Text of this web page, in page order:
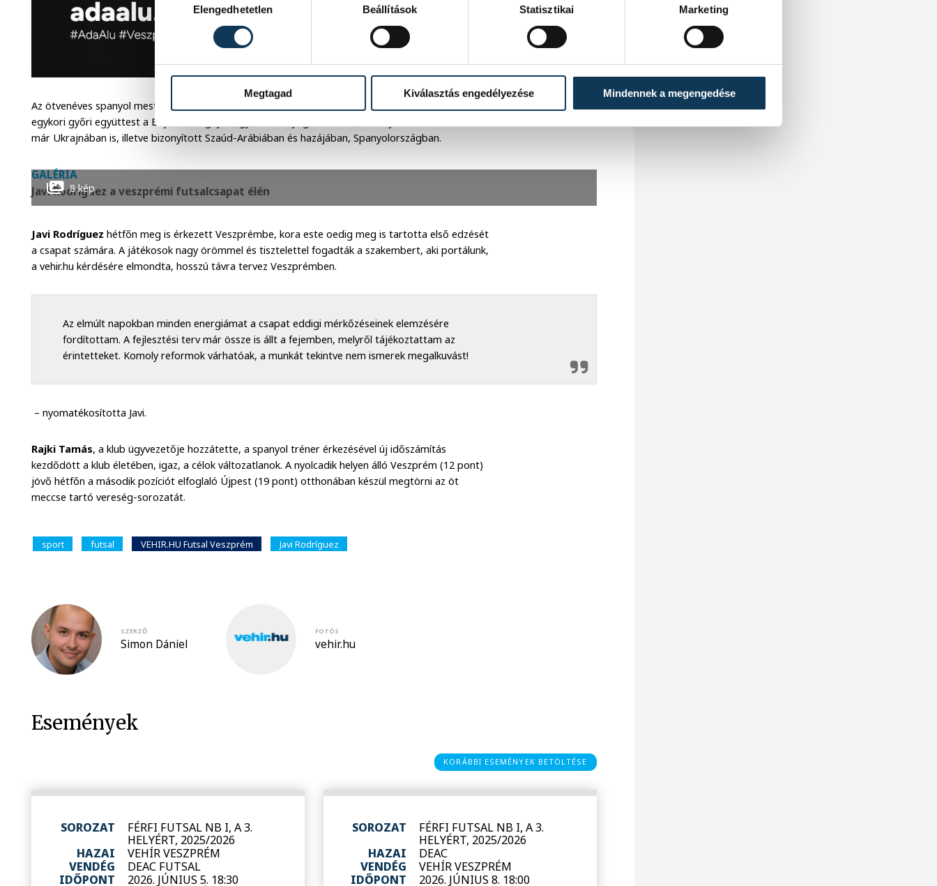
Elengedhetetlen
Beállítások Statisztikai Marketing
Megtagad Kiválasztás engedélyezése Mindennek a megengedése
Az ötvenéves spanyol mester edzőként már letette a névjegyét Magyarországon: 2018-ban az
egykori győri együttest a Bajnokok Ligája négyes döntőjéig vezette el, de bajnoki címet szerzett
már Ukrajnában is, illetve bizonyított Szaúd-Arábiában és hazájában, Spanyolországban.
GALÉRIA
Javi Rodríguez a veszprémi futsalcsapat élén
8 kép
Javi Rodríguez hétfőn meg is érkezett Veszprémbe, kora este oedig meg is tartotta első edzését
a csapat számára. A játékosok nagy örömmel és tisztelettel fogadták a szakembert, aki portálunk,
a vehir.hu kérdésére elmondta, hosszú távra tervez Veszprémben.
Az elmúlt napokban minden energiámat a csapat eddigi mérkőzéseinek elemzésére
fordítottam. A fejlesztési terv már össze is állt a fejemben, melyről tájékoztattam az
érintetteket. Komoly reformok várhatóak, a munkát tekintve nem ismerek megalkuvást!
– nyomatékosította Javi.
Rajki Tamás, a klub ügyvezetője hozzátette, a spanyol tréner érkezésével új időszámítás
kezdődött a klub életében, igaz, a célok változatlanok. A nyolcadik helyen álló Veszprém (12 pont)
jövő hétfőn a második pozíciót elfoglaló Újpest (19 pont) otthonában készül megtörni az öt
meccse tartó vereség-sorozatát.
sport futsal VEHIR.HU Futsal Veszprém Javi Rodríguez
SZERZŐ
Simon Dániel
FOTÓS
vehir.hu
Események
KORÁBBI ESEMÉNYEK BETÖLTÉSE
SOROZAT
FÉRFI FUTSAL NB I, A 3.
HELYÉRT, 2025/2026
HAZAI
VEHÍR VESZPRÉM
VENDÉG
DEAC FUTSAL
IDŐPONT
2026. JÚNIUS 5. 18:30
SOROZAT
FÉRFI FUTSAL NB I, A 3.
HELYÉRT, 2025/2026
HAZAI
DEAC
VENDÉG
VEHÍR VESZPRÉM
IDŐPONT
2026. JÚNIUS 8. 18:00